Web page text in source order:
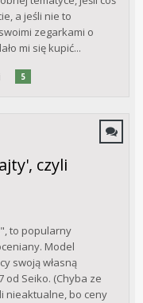
a jeśli nie to
zegarkami o
mi się kupić...
5
czyli
to popularny
Model
swoją własną
od Seiko. (Chyba ze
nieaktualne, bo ceny